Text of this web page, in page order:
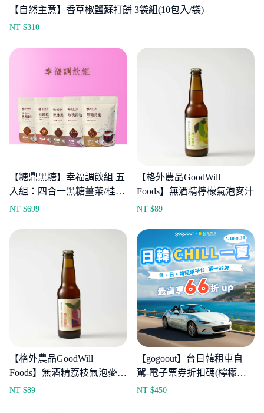
【自然主意】香草椒鹽蘇打餅 3袋組(10包入/袋)
NT $310
【糖鼎黑糖】幸福調飲組 五
入組：四合一黑糖薑茶/桂圓
紅棗/玫瑰四物/ 原味黑糖/黑
NT $699
【格外農品GoodWill
Foods】無酒精檸檬氣泡麥汁
NT $89
【格外農品GoodWill
Foods】無酒精荔枝氣泡麥汁
330ml
NT $89
【gogoout】台日韓租車自
駕-電子票券折扣碼(檸檬幣
最高可折抵50%)
NT $450